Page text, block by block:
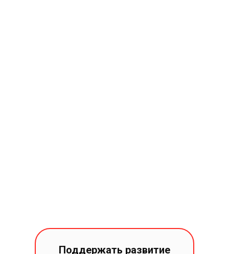
Поддержать развитие